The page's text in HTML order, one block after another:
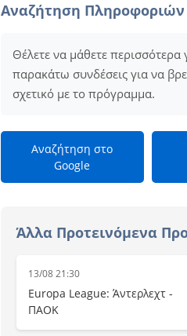
Αναζήτηση Πληροφοριών
Θέλετε να μάθετε
παρακάτω συνδέσεις για να
σχετικό με το πρόγραμμα.
Αναζήτηση στο
Google
Άλλα Προτεινόμενα
13/08 21:30
Europa League: Άντερλεχτ -
ΠΑΟΚ